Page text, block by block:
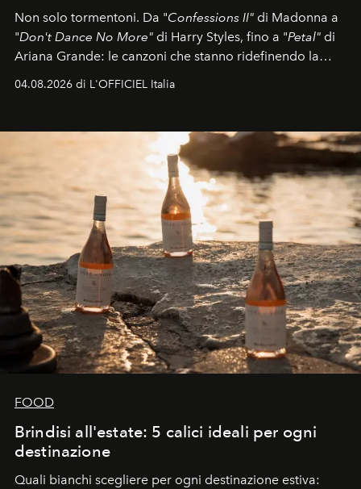
Non solo tormentoni. Da "Confessions II" di Madonna a
"Don't Dance No More" di Harry Styles, fino a "Petal" di
Ariana Grande: le canzoni che stanno ridefinendo la
colonna sonora della stagione.
04.08.2026 di L'OFFICIEL Italia
FOOD
Brindisi all'estate: 5 calici ideali per ogni
destinazione
Quali bianchi scegliere per ogni destinazione estiva: